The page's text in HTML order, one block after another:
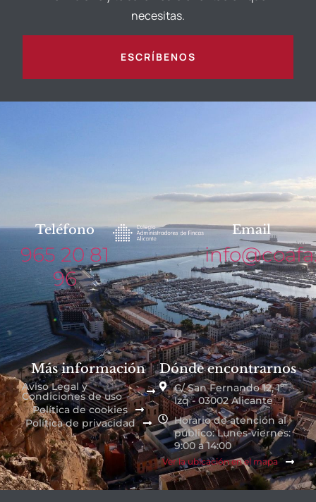
necesitas.
ESCRÍBENOS
Teléfono
965 20 81
96
Email
Más información
Aviso Legal y
Condiciones de uso
Política de cookies
Política de privacidad
Dónde encontrarnos
C/ San Fernando 12, 1º
Izq - 03002 Alicante
Horario de atención al
público: Lunes-viernes:
9:00 a 14:00
Ver la ubicación en el mapa